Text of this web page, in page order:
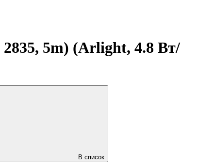
2835, 5m) (Arlight, 4.8 Вт/
В список